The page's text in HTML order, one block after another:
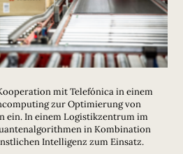
mit Telefónica in einem
zur Optimierung von
ein. In einem Logistikzentrum im
in Kombination
Intelligenz zum Einsatz.